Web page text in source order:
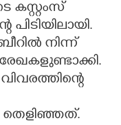
കസ്റ്റംസ്
നിന്ന്
രേഖകളുണ്ടാക്കി.